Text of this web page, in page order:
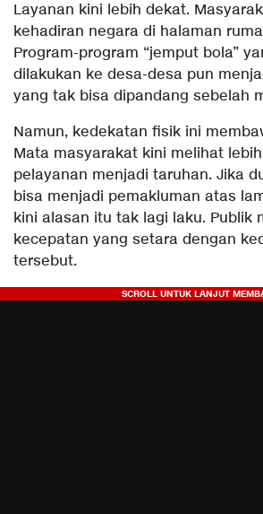
Layanan kini lebih dekat.
kehadiran negara di halaman
Program-program “jemput bola”
dilakukan ke desa-desa pun
yang tak bisa dipandang sebelah
​Namun, kedekatan fisik ini
Mata masyarakat kini melihat
pelayanan menjadi taruhan. Jika
bisa menjadi pemakluman atas
kini alasan itu tak lagi laku. Publik
kecepatan yang setara dengan
tersebut.